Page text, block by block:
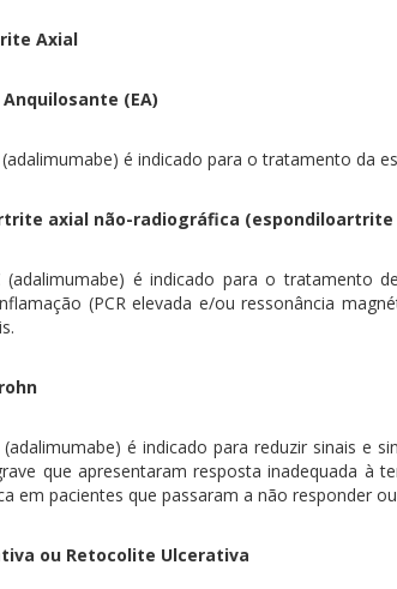
Axial
(EA)
é indicado para o tratamento da
axial não-radiográfica (espondiloartrite
(adalimumabe) é indicado para o tratamento
(PCR elevada e/ou ressonância
(adalimumabe) é indicado para reduzir sinais e
que apresentaram resposta inadequada à
em pacientes que passaram a não responder
ou Retocolite Ulcerativa